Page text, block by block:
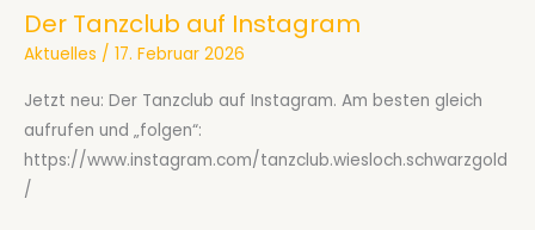
Der Tanzclub auf Instagram
Aktuelles / 17. Februar 2026
Jetzt neu: Der Tanzclub auf Instagram. Am besten gleich
aufrufen und „folgen“:
https://www.instagram.com/tanzclub.wiesloch.schwarzgold
/